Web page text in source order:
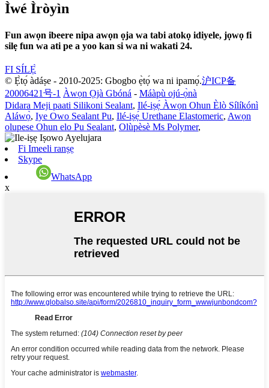
Ìwé Ìròyìn
Fun awọn ibeere nipa awọn ọja wa tabi atokọ idiyele, jọwọ fi
silẹ fun wa ati pe a yoo kan si wa ni wakati 24.
FI SÍLẸ̀
© Ẹ̀tọ́ àdáṣe - 2010-2025: Gbogbo ẹ̀tọ́ wa ni ipamọ́.沪ICP备
20006421号-1 Àwọn Ọjà Gbóná - Máàpù ojú-ọ̀nà
Didara Meji paati Silikoni Sealant, Ilé-iṣẹ́ Àwọn Ohun Èlò Sílíkónì
Aláwọ̀, Iye Owo Sealant Pu, Ilé-iṣẹ́ Urethane Elastomeric, Awọn
olupese Ohun elo Pu Sealant, Olùpèsè Ms Polymer,
Fi Imeeli ranṣẹ
Skype
WhatsApp
x